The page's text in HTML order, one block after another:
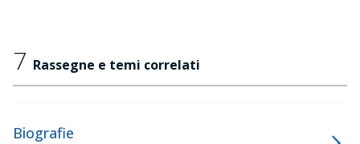
7 Rassegne e temi correlati
Biografie